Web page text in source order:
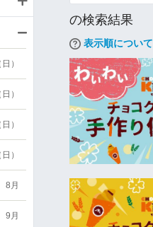
の検索結果
表示順について
）
）
）
）
8月
9月